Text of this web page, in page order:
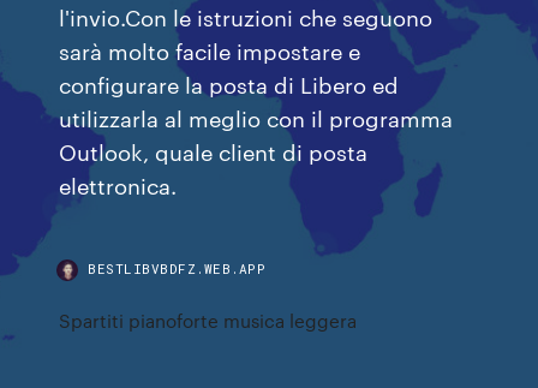
l'invio.Con le istruzioni che seguono
sarà molto facile impostare e
configurare la posta di Libero ed
utilizzarla al meglio con il programma
Outlook, quale client di posta
elettronica.
BESTLIBVBDFZ.WEB.APP
Spartiti pianoforte musica leggera